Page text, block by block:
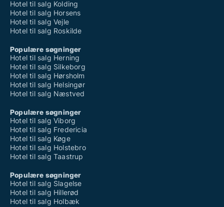
Hotel til salg Kolding
Hotel til salg Horsens
Hotel til salg Vejle
Hotel til salg Roskilde
Populære søgninger
Hotel til salg Herning
Hotel til salg Silkeborg
Hotel til salg Hørsholm
Hotel til salg Helsingør
Hotel til salg Næstved
Populære søgninger
Hotel til salg Viborg
Hotel til salg Fredericia
Hotel til salg Køge
Hotel til salg Holstebro
Hotel til salg Taastrup
Populære søgninger
Hotel til salg Slagelse
Hotel til salg Hillerød
Hotel til salg Holbæk